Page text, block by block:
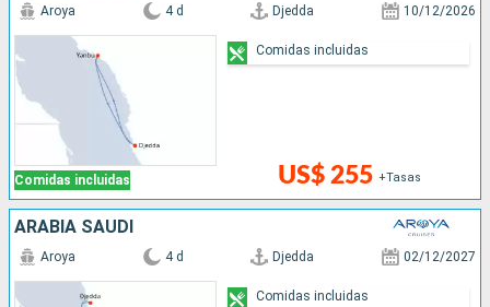
Comidas incluidas
Aroya 4 d Djedda 10/12/2026
US$ 255 +Tasas
Comidas incluidas
ARABIA SAUDÍ
Aroya 4 d Djedda 02/12/2027
Comidas incluidas